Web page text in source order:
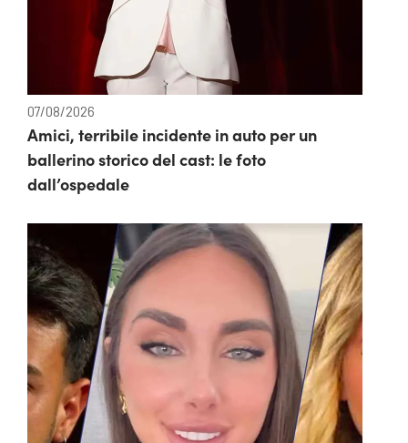
07/08/2026
Amici, terribile incidente in auto per un
ballerino storico del cast: le foto
dall’ospedale